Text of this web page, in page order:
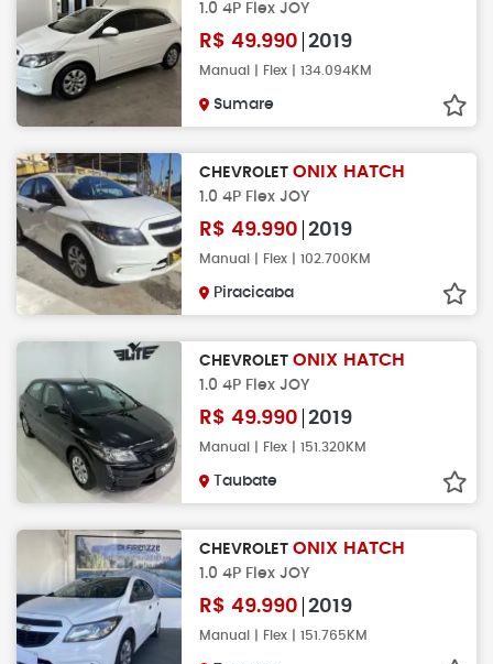
1.0 4P Flex JOY
R$ 49.990 2019
Manual | Flex | 134.094KM
Sumare
CHEVROLET ONIX HATCH
1.0 4P Flex JOY
R$ 49.990 2019
Manual | Flex | 102.700KM
Piracicaba
CHEVROLET ONIX HATCH
1.0 4P Flex JOY
R$ 49.990 2019
Manual | Flex | 151.320KM
Taubate
CHEVROLET ONIX HATCH
1.0 4P Flex JOY
R$ 49.990 2019
Manual | Flex | 151.765KM